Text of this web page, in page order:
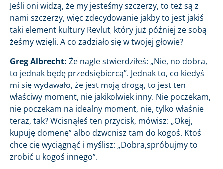
Jeśli oni widzą, że my jesteśmy szczerzy, to też są z
nami szczerzy, więc zdecydowanie jakby to jest jakiś
taki element kultury Revlut, który już później ze sobą
żeśmy wzięli. A co zadziało się w twojej głowie?
Greg Albrecht: Że nagle stwierdziłeś: „Nie, no dobra,
to jednak będę przedsiębiorcą”. Jednak to, co kiedyś
mi się wydawało, że jest moją drogą, to jest ten
właściwy moment, nie jakikolwiek inny. Nie poczekam,
nie poczekam na idealny moment, nie, tylko właśnie
teraz, tak? Wcisnąłeś ten przycisk, mówisz: „Okej,
kupuję domenę” albo dzwonisz tam do kogoś. Ktoś
chce cię wyciągnąć i myślisz: „Dobra,spróbujmy to
zrobić u kogoś innego”.